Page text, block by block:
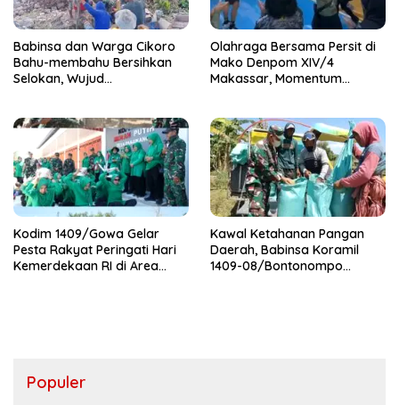
Babinsa dan Warga Cikoro
Bahu-membahu Bersihkan
Selokan, Wujud
Olahraga Bersama Persit di
Mako Denpom XIV/4
Makassar, Momentum
Kodim 1409/Gowa Gelar
Pesta Rakyat Peringati Hari
Kemerdekaan RI di Area
Kawal Ketahanan Pangan
Daerah, Babinsa Koramil
1409-08/Bontonompo
Populer